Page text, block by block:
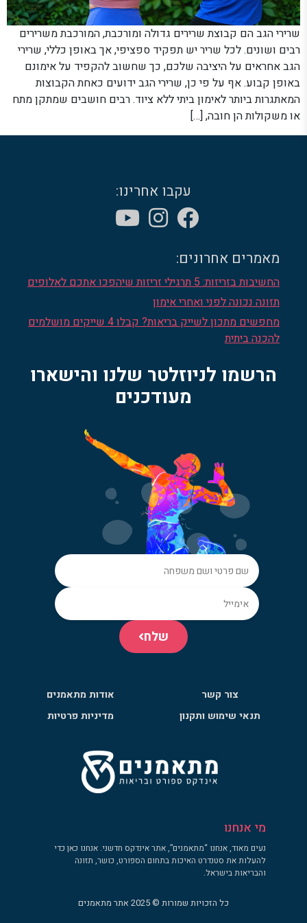
שרירי הגב הם קבוצת שרירים גדולה ומורכבת, המורכבת משרירים
רבים ושונים. לכל שריר יש תפקיד ספציפי, אך באופן כללי, שרירי
הגב אחראים על היציבה שלכם, כך שחשוב להקפיד על אימונם
באופן קבוע. אף על פי כן, שרירי הגב ידועים כאחת הקבוצות
המאתגרות ביותר לאימון ביתי ללא ציוד. רבים חושבים שמתקן מתח
או משקולות הן חובה, […]
עקבו אחרינו:
מאמרים אחרונים:
החשיבות בזריזות: 5 תרגילי זריזות שיהפכו אתכם לאלופים
תזונה נכונה לפני ואחרי אימון
מחפשים מתכון לשייק בריאות? קבלו 4 שייקים מושלמים
להכנה ביתית
הרשמו לניוזלטר שלנו והישארו
מעודכנים
שלח
צור קשר
אודות מתאמנים
תנאי שימוש ותקנון
מדיניות פרטיות
מי אנחנו
נעים מאוד, אנחנו “מתאמנים”, אתר אינדקס חדשני. אנחנו כאן כדי
להעלות את סטנדרט האיכות בתחום הספורט, כושר, תזונה
והבריאות בישראל.
כל הזכויות שמורות © 2025 אתר מתאמנים